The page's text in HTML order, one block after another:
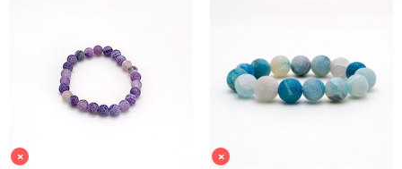
× ×